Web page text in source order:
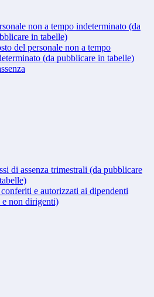
non a tempo indeterminato (da
in tabelle)
del personale non a tempo
(da pubblicare in tabelle)
di assenza trimestrali (da pubblicare
e autorizzati ai dipendenti
non dirigenti)